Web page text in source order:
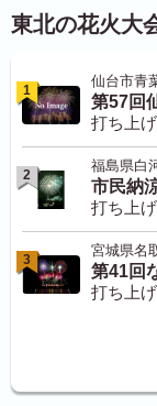
東北の花火大
1
仙台市青
第57回
打ち上
2
福島県白
市民納
打ち上
3
宮城県名
第41回
打ち上